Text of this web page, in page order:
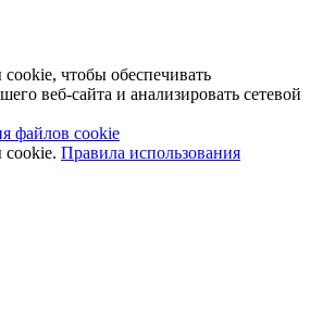
чтобы обеспечивать
веб-сайта и анализировать сетевой
файлов cookie
Правила использования